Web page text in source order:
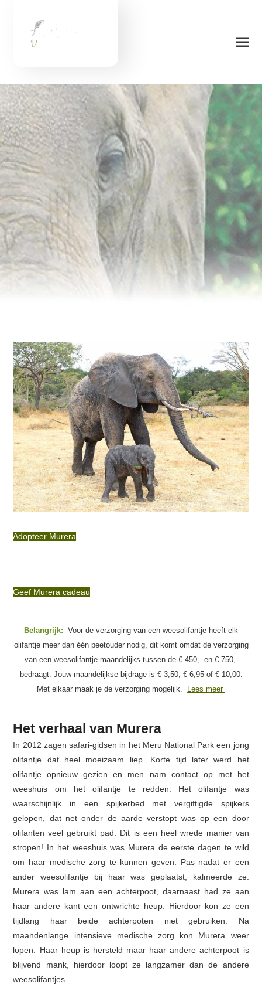
Adopteer Murera
Geef Murera cadeau
Belangrijk: Voor de verzorging van een weesolifantje heeft elk
olifantje meer dan één peetouder nodig, dit komt omdat de verzorging
van een weesolifantje maandelijks tussen de € 450,- en € 750,-
bedraagt. Jouw maandelijkse bijdrage is € 3,50, € 6,95 of € 10,00.
Met elkaar maak je de verzorging mogelijk.
Lees meer
Het verhaal van Murera
In 2012 zagen safari-gidsen in het Meru National Park een jong
olifantje dat heel moeizaam liep. Korte tijd later werd het
olifantje opnieuw gezien en men nam contact op met het
weeshuis om het olifantje te redden. Het olifantje was
waarschijnlijk in een spijkerbed met vergiftigde spijkers
gelopen, dat net onder de aarde verstopt was op een door
olifanten veel gebruikt pad. Dit is een heel wrede manier van
stropen! In het weeshuis was Murera de eerste dagen te wild
om haar medische zorg te kunnen geven. Pas nadat er een
ander weesolifantje bij haar was geplaatst, kalmeerde ze.
Murera was lam aan een achterpoot, daarnaast had ze aan
haar andere kant een ontwrichte heup. Hierdoor kon ze een
tijdlang haar beide achterpoten niet gebruiken. Na
maandenlange intensieve medische zorg kon Murera weer
lopen. Haar heup is hersteld maar haar andere achterpoot is
blijvend mank, hierdoor loopt ze langzamer dan de andere
weesolifantjes.